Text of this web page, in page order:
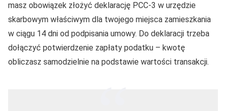
masz obowiązek złożyć deklarację PCC-3 w urzędzie
skarbowym właściwym dla twojego miejsca zamieszkania
w ciągu 14 dni od podpisania umowy. Do deklaracji trzeba
dołączyć potwierdzenie zapłaty podatku – kwotę
obliczasz samodzielnie na podstawie wartości transakcji.